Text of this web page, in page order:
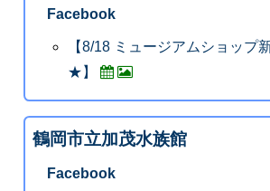
Facebook
【8/18 ミュージアムショップ
★】
鶴岡市立加茂水族館
Facebook